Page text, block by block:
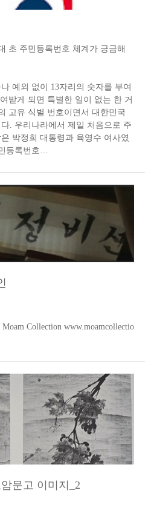
초 주민등록번호 체계가 긍금해
예외 없이 13자리의 숫자를 부여
받게 되면 특별한 일이 없는 한 거
고유 식별 번호이면서 대한민국
. 우리나라에서 제일 처음으로 주
박정희 대통령과 육영수 여사였
등록번호…
Collection www.moamcollectio
문고 이미지_2